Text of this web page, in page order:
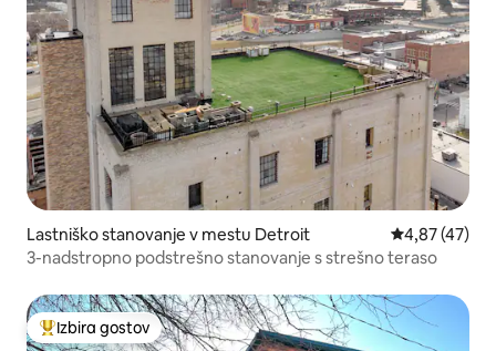
Lastniško stanovanje v mestu Detroit Povprečna
4,87 (47)
3-nadstropno podstrešno stanovanje s strešno teraso
Najbolj priljubljena prenočišča z značko »Izbira gostov«
Izbira gostov